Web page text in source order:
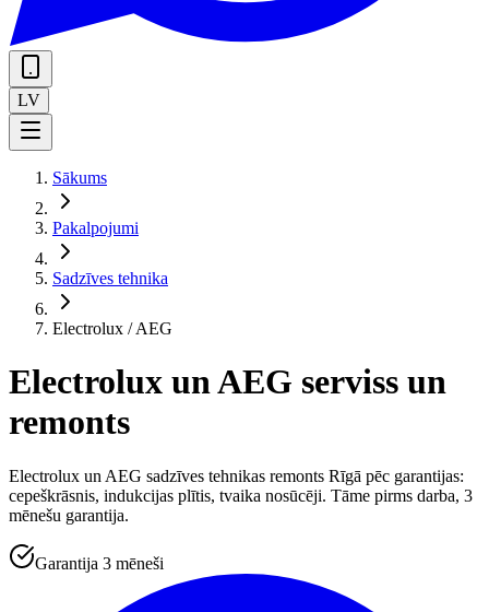
LV
Sākums
Pakalpojumi
Sadzīves tehnika
Electrolux / AEG
Electrolux un AEG serviss un
remonts
Electrolux un AEG sadzīves tehnikas remonts Rīgā pēc garantijas:
cepeškrāsnis, indukcijas plītis, tvaika nosūcēji. Tāme pirms darba, 3
mēnešu garantija.
Garantija 3 mēneši